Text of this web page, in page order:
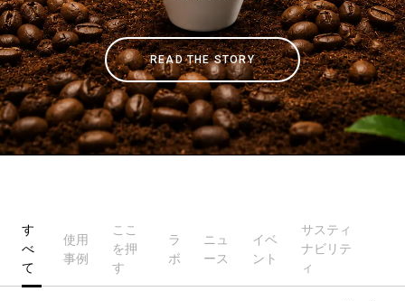
READ THE STORY
す
べ
て
使用
事例
ここ
を押
す
ラ
ボ
ニュ
ース
イベ
ント
サスティ
ナビリテ
ィ
グループ
ニュース
歴史
サスティナビリティ